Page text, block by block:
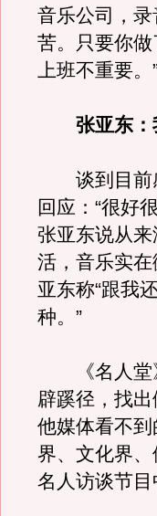
音乐公司，
苦。只要你
上班不重要。
张亚东
谈到目前感
回应：“很好
张亚东说从
活，音乐实
亚东称“跟我
种。”
《名人堂》
辟蹊径，找
他媒体看不
界、文化界
名人访谈节目